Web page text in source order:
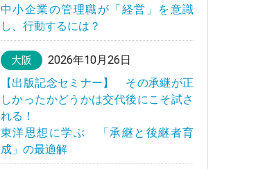
中小企業の管理職が「経営」を意識
し、行動するには？
大阪
2026年10月26日
【出版記念セミナー】 その承継が正
しかったかどうかは交代後にこそ試さ
れる！
東洋思想に学ぶ 「承継と後継者育
成」の最適解